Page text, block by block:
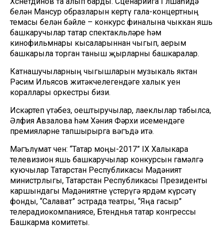
белән Мансур образларын кертү гала-концертның
темасы белән бәйле – конкурс финалына чыккан яшь
башкаручылар татар спектакльләре һәм
кинофильмнары кысаларыннан чыгып, аерым
башкарыла торган таныш җырларны башкаралар.
Катнашучыларның чыгышларын музыкаль яктан
Рәсим Ильясов житәкчелегендәге халык уен
кораллары оркестры бизи.
Искәртеп үтәбез, оештыручылар, лаеклылар табылса,
Әлфия Авзалова һәм Хәния Фәрхи исемендәге
премияләрне тапшырырга вәгъдә итә.
Мәгълүмат өчен: “Татар моңы-2017” IX Халыкара
телевизион яшь башкаручылар конкурсын гамәлгә
куючылар Татарстан Республикасы Мәдәният
министрлыгы, Татарстан Республикасы Президенты
каршындагы Мәдәниятне үстерүгә ярдәм күрсәтү
фонды, “Салават” эстрада театры, “Яңа гасыр”
телерадиокомпаниясе, Бөтендөнья татар конгрессы
Башкарма комитеты.